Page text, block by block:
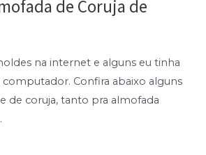
de Coruja de
na internet e alguns eu tinha
Confira abaixo alguns
de coruja, tanto pra almofada